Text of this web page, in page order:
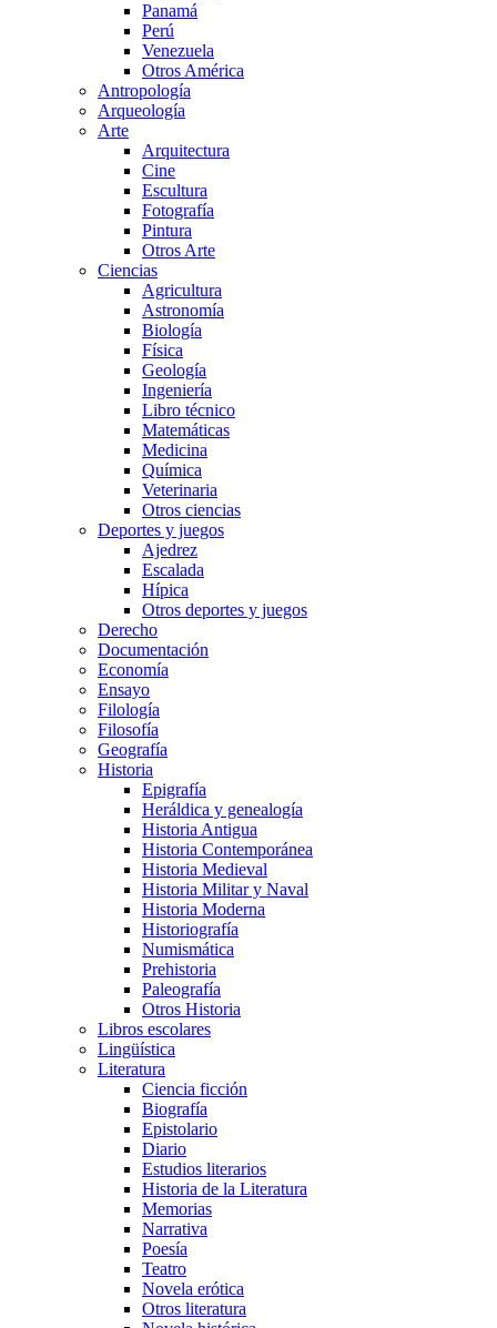
Panamá
Perú
Venezuela
Otros América
Antropología
Arqueología
Arte
Arquitectura
Cine
Escultura
Fotografía
Pintura
Otros Arte
Ciencias
Agricultura
Astronomía
Biología
Física
Geología
Ingeniería
Libro técnico
Matemáticas
Medicina
Química
Veterinaria
Otros ciencias
Deportes y juegos
Ajedrez
Escalada
Hípica
Otros deportes y juegos
Derecho
Documentación
Economía
Ensayo
Filología
Filosofía
Geografía
Historia
Epigrafía
Heráldica y genealogía
Historia Antigua
Historia Contemporánea
Historia Medieval
Historia Militar y Naval
Historia Moderna
Historiografía
Numismática
Prehistoria
Paleografía
Otros Historia
Libros escolares
Lingüística
Literatura
Ciencia ficción
Biografía
Epistolario
Diario
Estudios literarios
Historia de la Literatura
Memorias
Narrativa
Poesía
Teatro
Novela erótica
Otros literatura